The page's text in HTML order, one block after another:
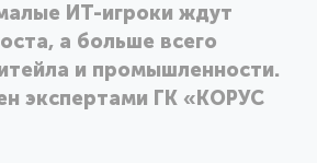
ИТ-игроки ждут
а больше всего
и промышленности.
экспертами ГК «КОРУС